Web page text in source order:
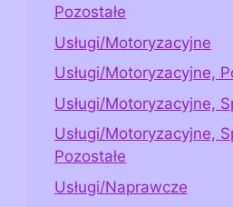
Pozostałe
Usługi/Motoryzacyjne
Usługi/Motoryzacyjne,
Usługi/Motoryzacyjne,
Usługi/Motoryzacyjne,
Pozostałe
Usługi/Naprawcze